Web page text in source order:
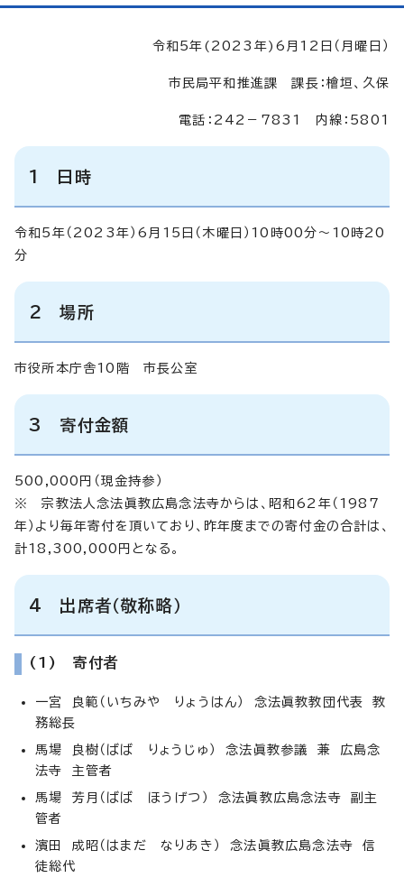
令和5年(2023年)6月12日（月曜日）
市民局平和推進課 課長：檜垣、久保
電話：242－7831 内線：5801
1 日時
令和5年（2023年）6月15日（木曜日）10時00分～10時20
分
2 場所
市役所本庁舎10階 市長公室
3 寄付金額
500,000円（現金持参）
※ 宗教法人念法眞教広島念法寺からは、昭和62年（1987
年）より毎年寄付を頂いており、昨年度までの寄付金の合計は、
計18,300,000円となる。
4 出席者（敬称略）
(1) 寄付者
一宮 良範（いちみや りょうはん） 念法眞教教団代表 教
務総長
馬場 良樹（ばば りょうじゅ） 念法眞教参議 兼 広島念
法寺 主管者
馬場 芳月（ばば ほうげつ） 念法眞教広島念法寺 副主
管者
濱田 成昭（はまだ なりあき） 念法眞教広島念法寺 信
徒総代